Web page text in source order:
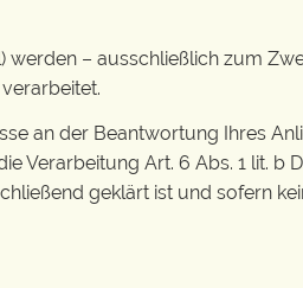
– ausschließlich zum
an der Beantwortung Ihres
Verarbeitung Art. 6 Abs. 1 lit. b
geklärt ist und sofern